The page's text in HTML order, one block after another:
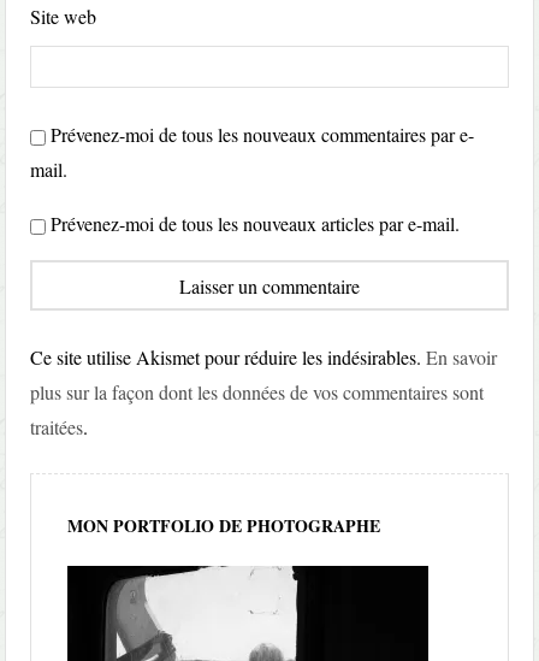
Site web
Prévenez-moi de tous les nouveaux commentaires par e-
mail.
Prévenez-moi de tous les nouveaux articles par e-mail.
Ce site utilise Akismet pour réduire les indésirables.En savoir
plus sur la façon dont les données de vos commentaires sont
traitées.
MON PORTFOLIO DE PHOTOGRAPHE